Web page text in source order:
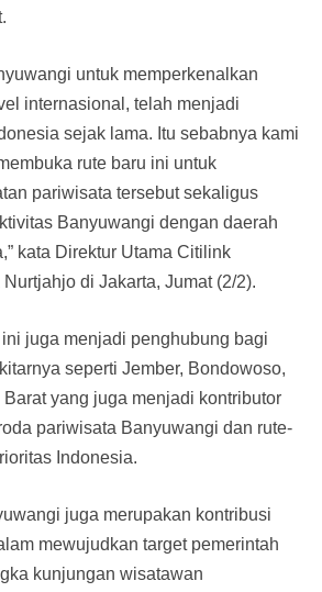
untuk memperkenalkan
internasional, telah menjadi
sejak lama. Itu sebabnya kami
rute baru ini untuk
pariwisata tersebut sekaligus
Banyuwangi dengan daerah
kata Direktur Utama Citilink
di Jakarta, Jumat (2/2).
juga menjadi penghubung bagi
seperti Jember, Bondowoso,
yang juga menjadi kontributor
pariwisata Banyuwangi dan rute-
Indonesia.
juga merupakan kontribusi
mewujudkan target pemerintah
kunjungan wisatawan